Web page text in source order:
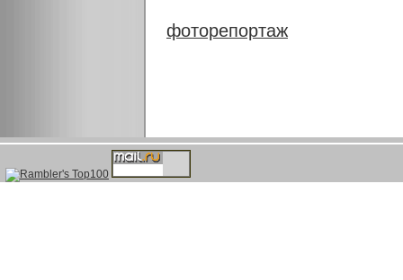
фоторепортаж